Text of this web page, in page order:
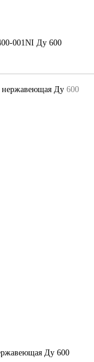
001NI Ду 600
Ду 600